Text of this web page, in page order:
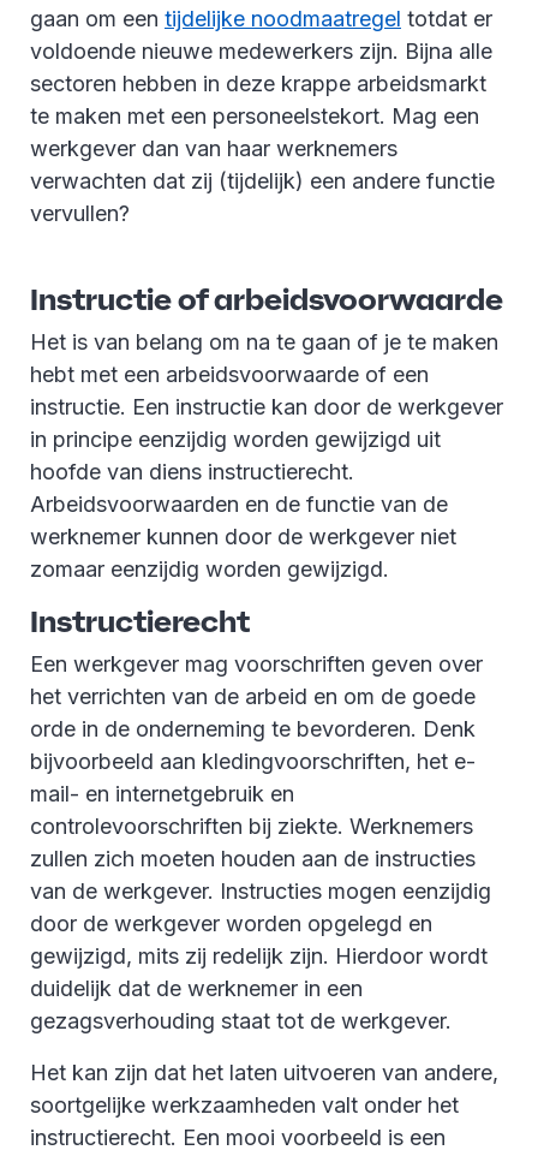
gaan om een tijdelijke noodmaatregel totdat er
voldoende nieuwe medewerkers zijn. Bijna alle
sectoren hebben in deze krappe arbeidsmarkt
te maken met een personeelstekort. Mag een
werkgever dan van haar werknemers
verwachten dat zij (tijdelijk) een andere functie
vervullen?
Instructie of arbeidsvoorwaarde
Het is van belang om na te gaan of je te maken
hebt met een arbeidsvoorwaarde of een
instructie. Een instructie kan door de werkgever
in principe eenzijdig worden gewijzigd uit
hoofde van diens instructierecht.
Arbeidsvoorwaarden en de functie van de
werknemer kunnen door de werkgever niet
zomaar eenzijdig worden gewijzigd.
Instructierecht
Een werkgever mag voorschriften geven over
het verrichten van de arbeid en om de goede
orde in de onderneming te bevorderen. Denk
bijvoorbeeld aan kledingvoorschriften, het e-
mail- en internetgebruik en
controlevoorschriften bij ziekte. Werknemers
zullen zich moeten houden aan de instructies
van de werkgever. Instructies mogen eenzijdig
door de werkgever worden opgelegd en
gewijzigd, mits zij redelijk zijn. Hierdoor wordt
duidelijk dat de werknemer in een
gezagsverhouding staat tot de werkgever.
Het kan zijn dat het laten uitvoeren van andere,
soortgelijke werkzaamheden valt onder het
instructierecht. Een mooi voorbeeld is een